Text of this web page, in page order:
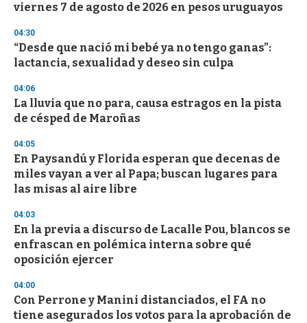
c
n
d
s
viernes 7 de agosto de 2026 en pesos uruguayos
04:30
“Desde que nació mi bebé ya no tengo ganas”:
lactancia, sexualidad y deseo sin culpa
04:06
La lluvia que no para, causa estragos en la pista
de césped de Maroñas
04:05
En Paysandú y Florida esperan que decenas de
miles vayan a ver al Papa; buscan lugares para
las misas al aire libre
04:03
En la previa a discurso de Lacalle Pou, blancos se
enfrascan en polémica interna sobre qué
oposición ejercer
04:00
Con Perrone y Manini distanciados, el FA no
tiene asegurados los votos para la aprobación de